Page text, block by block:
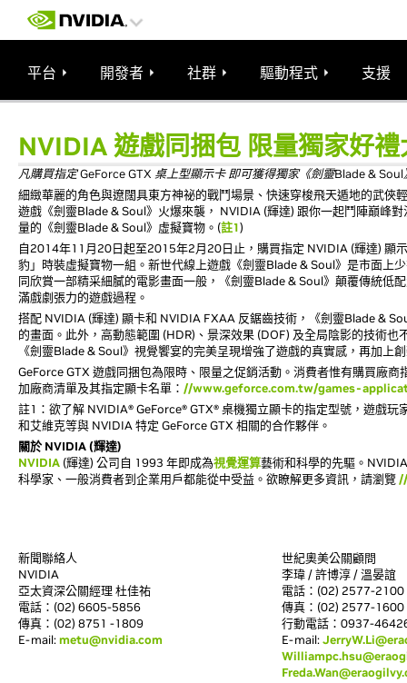
平台 開發者 社群 驅動程式 支援
NVIDIA 遊戲同捆包 限量獨家好禮
凡購買指定 GeForce GTX 桌上型顯示卡 即可獲得獨家《劍靈Blade &
細緻華麗的角色與遼闊具東方神祕的戰鬥場景、快速穿梭飛天遁地的武
遊戲《劍靈Blade & Soul》火爆來襲， NVIDIA (輝達) 跟你一起鬥陣巔峰
量的《劍靈Blade & Soul》虛擬寶物。(註1)
自2014年11月20日起至2015年2月20日止，購買指定 NVIDIA (輝達) 顯
豹」時裝虛擬寶物一組。新世代線上遊戲《劍靈Blade & Soul》是市面上
同欣賞一部精采細膩的電影畫面一般，《劍靈Blade & Soul》顛覆傳統低
滿戲劇張力的遊戲過程。
搭配 NVIDIA (輝達) 顯卡和 NVIDIA FXAA 反鋸齒技術，《劍靈Blade &
的畫面。此外，高動態範圍 (HDR)、景深效果 (DOF) 及全局陰影的技術
《劍靈Blade & Soul》視覺饗宴的完美呈現增強了遊戲的真實感，再加
GeForce GTX 遊戲同捆包為限時、限量之促銷活動。消費者惟有購買廠
加廠商清單及其指定顯卡名單： //www.geforce.com.tw/games-
註1：欲了解 NVIDIA® GeForce® GTX® 桌機獨立顯卡的指定型號，遊戲
和艾維克等與 NVIDIA 特定 GeForce GTX 相關的合作夥伴。
關於 NVIDIA (輝達)
NVIDIA (輝達) 公司自 1993 年即成為視覺運算藝術和科學的先驅。
科學家、一般消費者到企業用戶都能從中受益。欲瞭解更多資訊，請瀏覽
新聞聯絡人
NVIDIA
亞太資深公關經理 杜佳祐
電話：(02) 6605-5856
傳真：(02) 8751 -1809
E-mail:metu@nvidia.com
世紀奧美公關顧問
李瑋 / 許博淳 / 溫晏誼
電話：(02) 2577-
傳真：(02) 2577-1600
行動電話：0937-
E-mail: